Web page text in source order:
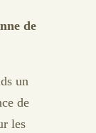
de
un
de
les